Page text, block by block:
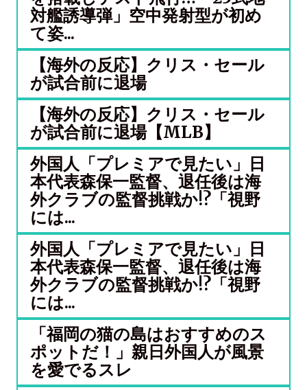
対艦誘導弾」空中発射型が初め
て姿...
【海外の反応】クリス・セール
が試合前に退場
【海外の反応】クリス・セール
が試合前に退場【MLB】
外国人「プレミアで見たい」日
本代表森保一監督、退任後は海
外クラブの監督挑戦か!?「視野
には...
外国人「プレミアで見たい」日
本代表森保一監督、退任後は海
外クラブの監督挑戦か!?「視野
には...
「福岡の猫の島はおすすめのス
ポットだ！」親日外国人が風景
を愛でるスレ